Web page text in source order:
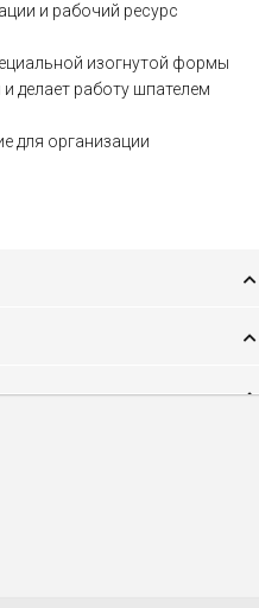
и рабочий ресурс
изогнутой формы
делает работу шпателем
для организации